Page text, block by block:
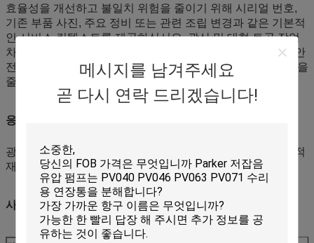
메시지를 남겨주세요
곧 다시 연락 드리겠습니다!
효율성을 개선하고 불일치 위험을 줄이기 위해 시리얼 번호,
기존 부품 사진, 주요 정비 또는 관련 조립 변경과 같은 기본적
인 서비스 컨텍스트를 제공하십시오. 광산 및 대형 토공 작업
차량의 경우, 라벨 및 배치 기록과 함께 중요한 예비 부품을 안
전 재고로 유지하면 추적 가능한 관리를 지원하고 대기 시간을
줄일 수 있습니다.
응용 분야
광산 도징, 스트리핑 및 대형 정지 작업에 대한 교체 및 예방적
재고 비축, 차량 유지 보수 및 작업장 재고에 적합합니다.
사양